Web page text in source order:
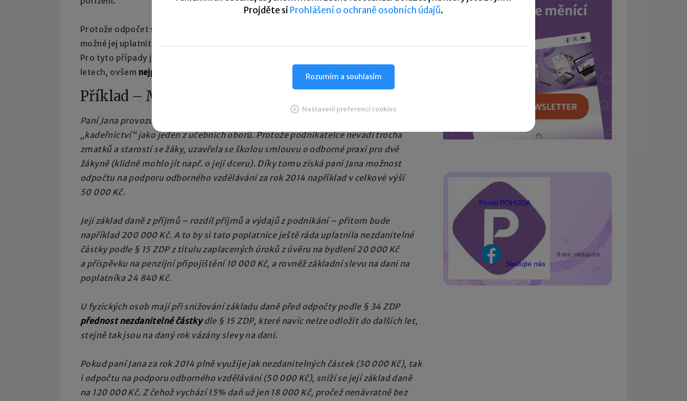
Protože odpočet snižuje pouze (kladný) základ daně, a to maximálně na nulu, není
možné jej uplatnit v případě daňové ztráty nebo základu daně nižším než odpočet.
Pro tyto případy je umožněno odpočet, resp. jeho nevyužitou část uplatnit v dalších
letech, ovšem nejpozději ve třetím období následujícím po období jeho vzniku
Příklad – Méně je někdy více
Paní Jana provozuje kadeřnickou živnost. Místní střední odborná škola má přitom
„kadeřnictví“ jako jeden z učebních oborů. Protože podnikatelce nevadí trocha
zmatků a starostí se žáky, uzavřela se školou smlouvu o odborné praxi pro dvě
žákyně (klidně mohlo jít např. o její dceru). Díky tomu získá paní Jana možnost
odpočtu na podporu odborného vzdělávání za rok 2014 například v celkové výši
50 000 Kč.
Její základ daně z příjmů – rozdíl příjmů a výdajů z podnikání – přitom bude
například 200 000 Kč. A to by si tato poplatnice ještě ráda uplatnila nezdanitelné
částky podle § 15 ZDP z titulu zaplacených úroků z úvěru na bydlení 20 000 Kč
a příspěvku na penzijní připojištění 10 000 Kč, a rovněž základní slevu na dani na
poplatníka 24 840 Kč.
U fyzických osob mají při snižování základu daně před odpočty podle § 34 ZDP
přednost nezdanitelné částkydle § 15 ZDP, které navíc nelze odložit do dalších let,
stejně tak jsou na daný rok vázány slevy na dani.
Pokud paní Jana za rok 2014 plně využije jak nezdanitelných částek (30 000 Kč), tak
i odpočtu na podporu odborného vzdělávání (50 000 Kč), sníží se její základ daně
na 120 000 Kč. Z čehož vychází 15% daň už jen 18 000 Kč, pročež nenávratně bez
Portál POHODA
Sledujte nás
8 tisíc sledujících
Projděte si Prohlášení o ochraně osobních údajů.
Rozumím a souhlasím
Nastavení preferencí cookies